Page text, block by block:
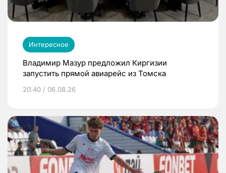
Интересное
Владимир Мазур предложил Киргизии
запустить прямой авиарейс из Томска
20:40 / 06.08.26